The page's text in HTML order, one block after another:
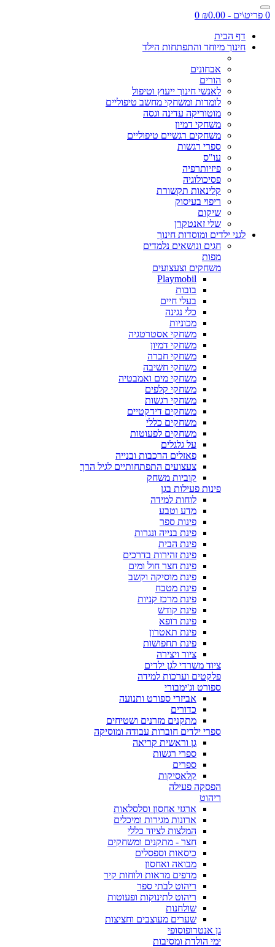
0 פריט\ים - ₪0.00
0
דף הבית
חינוך מיוחד והתפתחות הילד
אבחונים
הורים
לאנשי חינוך ייעוץ וטיפול
לומדות ומשחקי מחשב טיפוליים
מוטוריקה עדינה וגסה
משחקי דמיון
משחקים רגשיים טיפוליים
ספרי רגשות
עו"ס
פיזיותרפיה
פסיכולוגיה
קלינאות תקשורת
ריפוי בעיסוק
שיקום
שלי זאנטקרן
לגני ילדים ומוסדות חינוך
חגים ונושאים נלמדים
מפות
משחקים וצעצועים
Playmobil
בובות
בעלי חיים
כלי נגינה
מכוניות
משחקי אסטרטגיה
משחקי דמיון
משחקי חברה
משחקי חשיבה
משחקי מים ואמבטיה
משחקי קלפים
משחקי רגשות
משחקים דידקטיים
משחקים כללי
משחקים לפעוטות
על גלגלים
פאזלים הרכבות ובנייה
צעצועים התפתחותיים לגיל הרך
קוביות משחק
פינות פעילות בגן
לוחות למידה
מדע וטבע
פינות ספר
פינת בנייה ונגרות
פינת הבית
פינת זהירות בדרכים
פינת חצר חול ומים
פינת מוסיקה וקשב
פינת מטבח
פינת מרכז קניות
פינת קודש
פינת רופא
פינת תאטרון
פינת תחפושות
ציור ויצירה
ציוד משרדי לגן ילדים
פלקטים וערכות למידה
ספורט וג'ימבורי
אביזרי ספורט ותנועה
כדורים
מתקנים מזרנים ושטיחים
ספרי ילדים חוברות עבודה ומוסיקה
גן וראשית קריאה
ספרי רגשות
ספרים
קלאסיקות
הפסקה פעילה
ריהוט
ארגזי אחסון וסלסלאות
ארונות מגירות ומיכלים
המלצות לציוד כללי
חצר - מתקנים ומשחקים
כיסאות וספסלים
מבואה ואחסון
מדפים מראות ולוחות קיר
ריהוט לבתי ספר
ריהוט לתינוקות ופעוטות
שולחנות
שערים מעוצבים וחציצות
גן אנטרופוסופי
ימי הולדת ומסיבות